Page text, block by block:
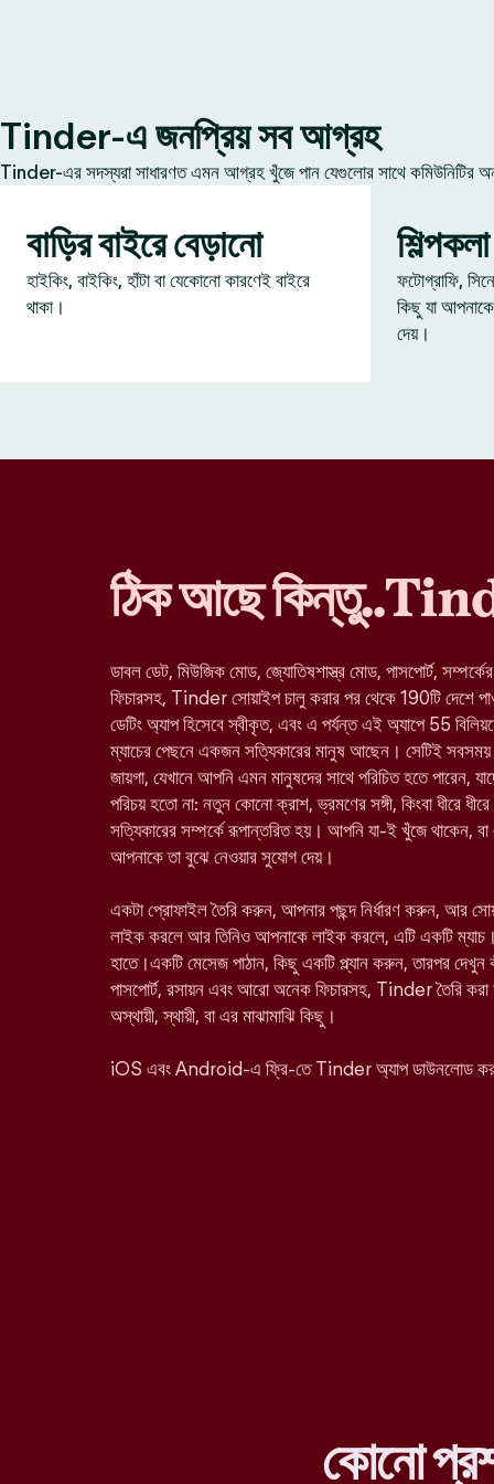
Tinder-এ জনপ্রিয় সব আগ্রহ
Tinder-এর সদস্যরা সাধারণত এমন আগ্রহ খুঁজে পান যেগুলোর সাথে কমিউনিটির
বাড়ির বাইরে বেড়ানো
হাইকিং, বাইকিং, হাঁটা বা যেকোনো কারণেই বাইরে
থাকা।
শিল্পকলা
ফটোগ্রাফি,
কিছু যা
দেয়।
ঠিক আছে
ডাবল ডেট, মিউজিক মোড, জ্যোতিষশাস্ত্র মোড, পাসপোর্ট,
ফিচারসহ, Tinder সোয়াইপ চালু করার পর থেকে 190টি দেশে
ডেটিং অ্যাপ হিসেবে স্বীকৃত, এবং এ পর্যন্ত এই অ্যাপে 55
ম্যাচের পেছনে একজন সত্যিকারের মানুষ আছেন। সেটিই
জায়গা, যেখানে আপনি এমন মানুষদের সাথে পরিচিত হতে পারেন,
পরিচয় হতো না: নতুন কোনো ক্রাশ, ভ্রমণের সঙ্গী, কিংবা ধীরে
সত্যিকারের সম্পর্কে রূপান্তরিত হয়। আপনি যা-ই খুঁজে থাকেন,
আপনাকে তা বুঝে নেওয়ার সুযোগ দেয়।
একটা প্রোফাইল তৈরি করুন, আপনার পছন্দ নির্ধারণ করুন, আর
লাইক করলে আর তিনিও আপনাকে লাইক করলে, এটি একটি
হাতে।একটি মেসেজ পাঠান, কিছু একটি প্ল্যান করুন, তারপর
পাসপোর্ট, রসায়ন এবং আরো অনেক ফিচারসহ, Tinder তৈরি
অস্থায়ী, স্থায়ী, বা এর মাঝামাঝি কিছু।
iOS এবং Android-এ ফ্রি-তে Tinder অ্যাপ ডাউনলোড
কোনো